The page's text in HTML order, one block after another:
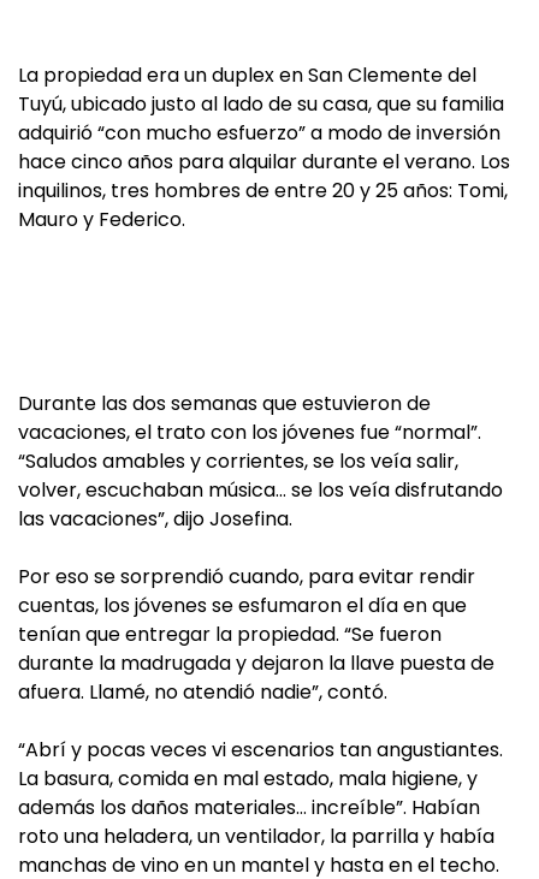
La propiedad era un duplex en San Clemente del
Tuyú, ubicado justo al lado de su casa, que su familia
adquirió “con mucho esfuerzo” a modo de inversión
hace cinco años para alquilar durante el verano. Los
inquilinos, tres hombres de entre 20 y 25 años: Tomi,
Mauro y Federico.
Durante las dos semanas que estuvieron de
vacaciones, el trato con los jóvenes fue “normal”.
“Saludos amables y corrientes, se los veía salir,
volver, escuchaban música… se los veía disfrutando
las vacaciones”, dijo Josefina.
Por eso se sorprendió cuando, para evitar rendir
cuentas, los jóvenes se esfumaron el día en que
tenían que entregar la propiedad. “Se fueron
durante la madrugada y dejaron la llave puesta de
afuera. Llamé, no atendió nadie”, contó.
“Abrí y pocas veces vi escenarios tan angustiantes.
La basura, comida en mal estado, mala higiene, y
además los daños materiales… increíble”. Habían
roto una heladera, un ventilador, la parrilla y había
manchas de vino en un mantel y hasta en el techo.